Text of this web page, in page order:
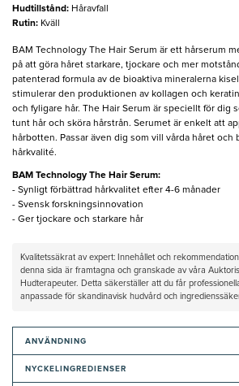
Hudtillstånd: Håravfall
Rutin: Kväll
BAM Technology The Hair Serum är ett hårserum
på att göra håret starkare, tjockare och mer
patenterad formula av de bioaktiva mineralerna
stimulerar den produktionen av kollagen och
och fyligare hår. The Hair Serum är speciellt för dig
tunt hår och sköra hårstrån. Serumet är enkelt att
hårbotten. Passar även dig som vill vårda håret och
hårkvalité.
BAM Technology The Hair Serum:
- Synligt förbättrad hårkvalitet efter 4-6 månader
- Svensk forskningsinnovation
- Ger tjockare och starkare hår
Kvalitetssäkrat av expert: Innehållet och
denna sida är framtagna och granskade av våra
Hudterapeuter. Detta säkerställer att du får
anpassade för skandinavisk hudvård och
ANVÄNDNING
NYCKELINGREDIENSER